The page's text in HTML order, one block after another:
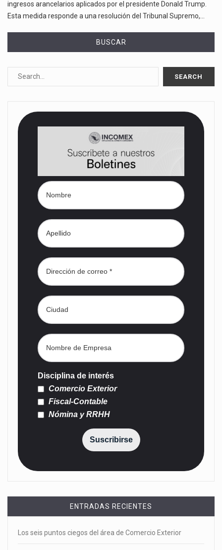
ingresos arancelarios aplicados por el presidente Donald Trump.
Esta medida responde a una resolución del Tribunal Supremo,…
BUSCAR
Disciplina de interés
Comercio Exterior
Fiscal-Contable
Nómina y RRHH
Suscribirse
ENTRADAS RECIENTES
Los seis puntos ciegos del área de Comercio Exterior